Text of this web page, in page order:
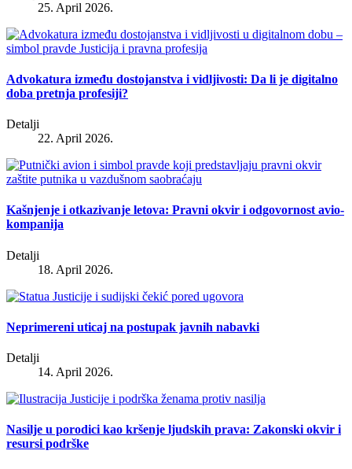
25. April 2026.
Advokatura između dostojanstva i vidljivosti: Da li je digitalno
doba pretnja profesiji?
Detalji
22. April 2026.
Kašnjenje i otkazivanje letova: Pravni okvir i odgovornost avio-
kompanija
Detalji
18. April 2026.
Neprimereni uticaj na postupak javnih nabavki
Detalji
14. April 2026.
Nasilje u porodici kao kršenje ljudskih prava: Zakonski okvir i
resursi podrške